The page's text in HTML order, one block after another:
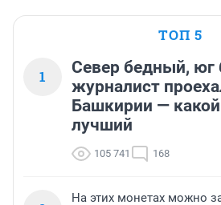
ТОП 5
1
Север бедный, юг
журналист
Башкирии —
лучший
105 741 168
На этих монетах можно